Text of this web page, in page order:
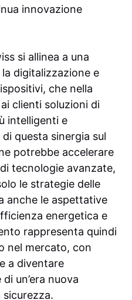
innovazione
si allinea a una
digitalizzazione e
che nella
clienti soluzioni di
intelligenti e
questa sinergia sul
potrebbe accelerare
tecnologie avanzate,
le strategie delle
anche le aspettative
energetica e
rappresenta quindi
nel mercato, con
a diventare
un’era nuova
sicurezza.